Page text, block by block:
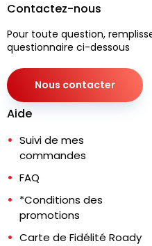
Contactez-nous
Pour toute question,
questionnaire ci-dessous
Nous contacter
Aide
Suivi de mes
commandes
FAQ
*Conditions des
promotions
Carte de Fidélité Roady